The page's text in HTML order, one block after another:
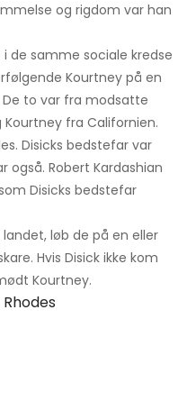
og rigdom var han
de samme sociale kredse
Kourtney på en
to var fra modsatte
Kourtney fra Californien.
Disicks bedstefar var
også. Robert Kardashian
Disicks bedstefar
løb de på en eller
Hvis Disick ikke kom
Kourtney.